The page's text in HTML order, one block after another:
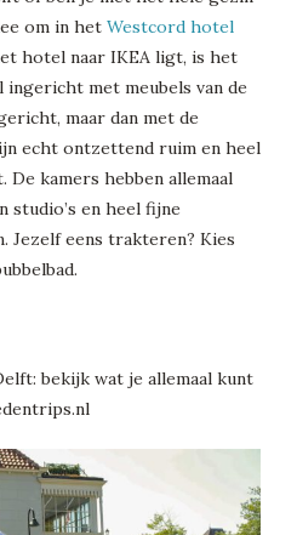
om in het Westcord hotel
hotel naar IKEA ligt, is het
met meubels van de
maar dan met de
echt ontzettend ruim en heel
kamers hebben allemaal
en heel fijne
Jezelf eens trakteren? Kies